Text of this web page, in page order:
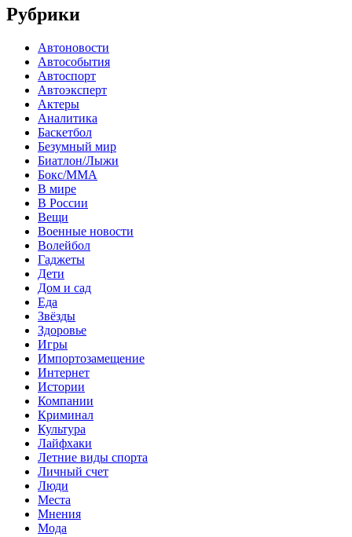
Рубрики
Автоновости
Автособытия
Автоспорт
Автоэксперт
Актеры
Аналитика
Баскетбол
Безумный мир
Биатлон/Лыжи
Бокс/MMA
В мире
В России
Вещи
Военные новости
Волейбол
Гаджеты
Дети
Дом и сад
Еда
Звёзды
Здоровье
Игры
Импортозамещение
Интернет
Истории
Компании
Криминал
Культура
Лайфхаки
Летние виды спорта
Личный счет
Люди
Места
Мнения
Мода